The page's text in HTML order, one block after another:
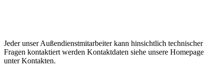
Jeder unser Außendienstmitarbeiter kann hinsichtlich technischer
Fragen kontaktiert werden Kontaktdaten siehe unsere Homepage
unter Kontakten.